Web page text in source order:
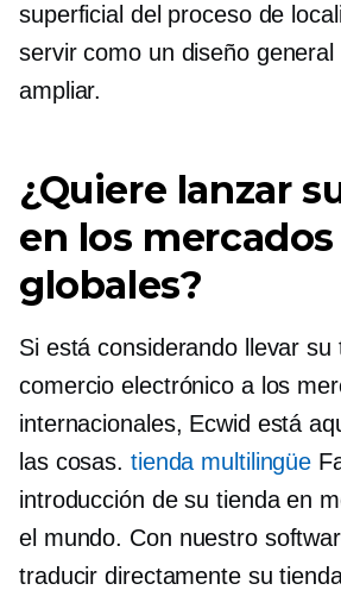
superficial del proceso de
servir como un diseño general
ampliar.
¿Quiere lanzar
en los mercados
globales?
Si está considerando llevar su
comercio electrónico a los
internacionales, Ecwid está
las cosas. tienda multilingüe
introducción de su tienda en
el mundo. Con nuestro
traducir directamente su